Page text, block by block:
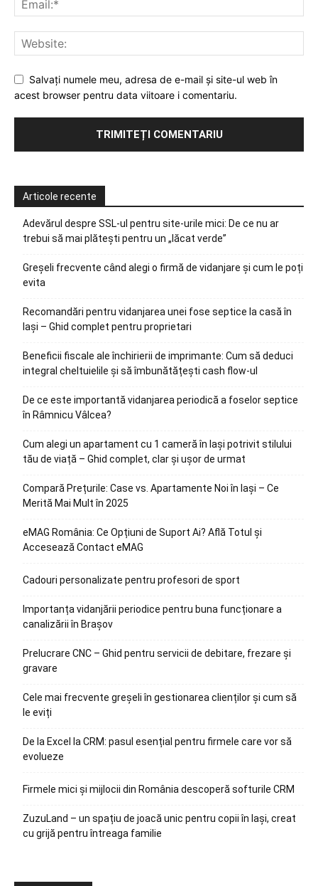
Salvați numele meu, adresa de e-mail și site-ul web în
acest browser pentru data viitoare i comentariu.
Articole recente
Adevărul despre SSL-ul pentru site-urile mici: De ce nu ar
trebui să mai plătești pentru un „lăcat verde”
Greșeli frecvente când alegi o firmă de vidanjare și cum le poți
evita
Recomandări pentru vidanjarea unei fose septice la casă în
Iași – Ghid complet pentru proprietari
Beneficii fiscale ale închirierii de imprimante: Cum să deduci
integral cheltuielile și să îmbunătățești cash flow-ul
De ce este importantă vidanjarea periodică a foselor septice
în Râmnicu Vâlcea?
Cum alegi un apartament cu 1 cameră în Iași potrivit stilului
tău de viață – Ghid complet, clar și ușor de urmat
Compară Prețurile: Case vs. Apartamente Noi în Iași – Ce
Merită Mai Mult în 2025
eMAG România: Ce Opțiuni de Suport Ai? Află Totul și
Accesează Contact eMAG
Cadouri personalizate pentru profesori de sport
Importanța vidanjării periodice pentru buna funcționare a
canalizării în Brașov
Prelucrare CNC – Ghid pentru servicii de debitare, frezare și
gravare
Cele mai frecvente greșeli în gestionarea clienților și cum să
le eviți
De la Excel la CRM: pasul esențial pentru firmele care vor să
evolueze
Firmele mici și mijlocii din România descoperă softurile CRM
ZuzuLand – un spațiu de joacă unic pentru copii în Iași, creat
cu grijă pentru întreaga familie